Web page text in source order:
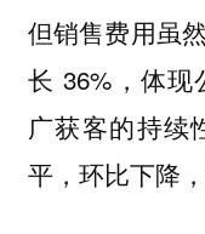
但销售费用虽
长 36%，体
广获客的持续
平，环比下降